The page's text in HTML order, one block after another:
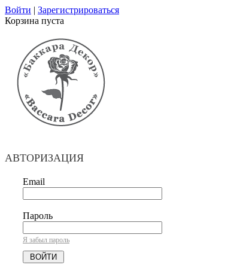
Войти | Зарегистрироваться
Корзина пуста
АВТОРИЗАЦИЯ
Email
Пароль
Я забыл пароль